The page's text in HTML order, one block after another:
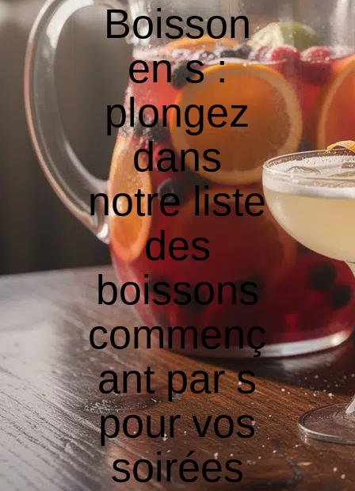
Boisson
en s :
plongez
dans
notre liste
des
boissons
commenç
ant par s
pour vos
soirées